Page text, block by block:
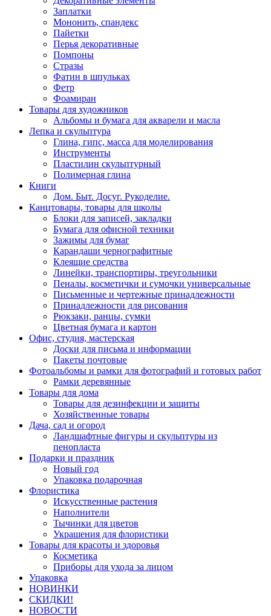
Заплатки
Мононить, спандекс
Пайетки
Перья декоративные
Помпоны
Стразы
Фатин в шпульках
Фетр
Фоамиран
Товары для художников
Альбомы и бумага для акварели и масла
Лепка и скульптура
Глина, гипс, масса для моделирования
Инструменты
Пластилин скульптурный
Полимерная глина
Книги
Дом. Быт. Досуг. Рукоделие.
Канцтовары, товары для школы
Блоки для записей, закладки
Бумага для офисной техники
Зажимы для бумаг
Карандаши чернографитные
Клеящие средства
Линейки, транспортиры, треугольники
Пеналы, косметички и сумочки универсальные
Письменные и чертежные принадлежности
Принадлежности для рисования
Рюкзаки, ранцы, сумки
Цветная бумага и картон
Офис, студия, мастерская
Доски для письма и информации
Пакеты почтовые
Фотоальбомы и рамки для фотографий и готовых работ
Рамки деревянные
Товары для дома
Товары для дезинфекции и защиты
Хозяйственные товары
Дача, сад и огород
Ландшафтные фигуры и скульптуры из
пенопласта
Подарки и праздник
Новый год
Упаковка подарочная
Флористика
Искусственные растения
Наполнители
Тычинки для цветов
Украшения для флористики
Товары для красоты и здоровья
Косметика
Приборы для ухода за лицом
Упаковка
НОВИНКИ
СКИДКИ!
НОВОСТИ